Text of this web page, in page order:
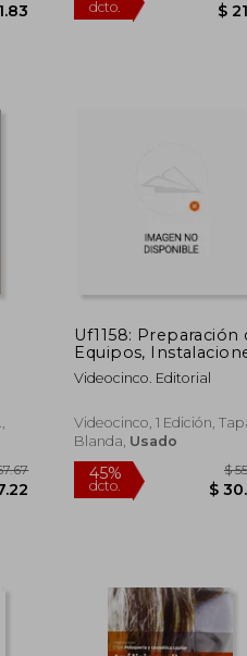
Uf1158: Preparación
Equipos,
y Productos Para la
Aplicación de
Videocinco. Editorial
Videocinco, 1 Edición,
Blanda, Usado
45%
dcto.